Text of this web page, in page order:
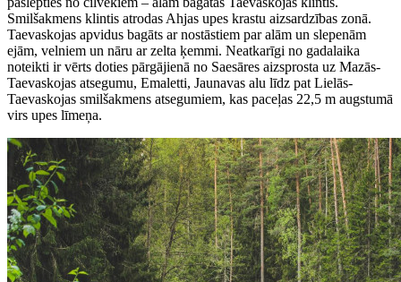
Smilšakmens klintis atrodas Ahjas upes krastu aizsardzības zonā.
Taevaskojas apvidus bagāts ar nostāstiem par alām un slepenām
ejām, velniem un nāru ar zelta ķemmi. Neatkarīgi no gadalaika
noteikti ir vērts doties pārgājienā no Saesāres aizsprosta uz Mazās-
Taevaskojas atsegumu, Emaletti, Jaunavas alu līdz pat Lielās-
Taevaskojas smilšakmens atsegumiem, kas paceļas 22,5 m augstumā
virs upes līmeņa.